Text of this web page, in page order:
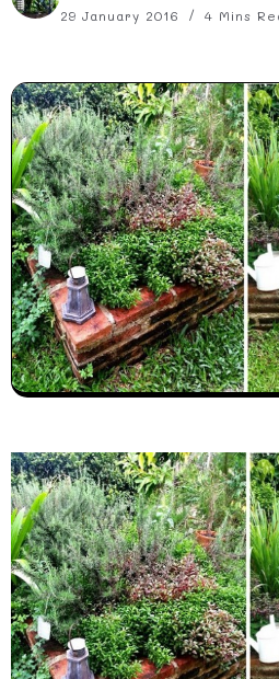
29 January 2016 4 Mins